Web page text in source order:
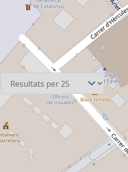
Per pàgina
1989-07-10
Ràdio Associació RAC
105 - Clàxon
Jordi Basté entra